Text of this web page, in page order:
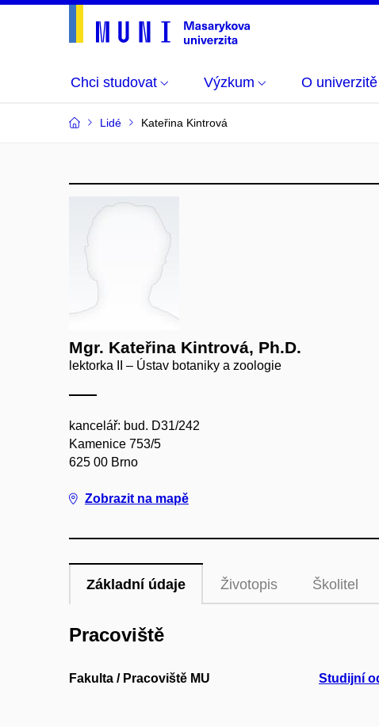
Chci studovat Výzkum O univerzitě
Lidé Kateřina Kintrová
Mgr. Kateřina Kintrová, Ph.D.
lektorka II – Ústav botaniky a zoologie
kancelář: bud. D31/242
Kamenice 753/5
625 00 Brno
Zobrazit na mapě
Základní údaje Životopis Školitel
Pracoviště
Fakulta / Pracoviště MU Studijní